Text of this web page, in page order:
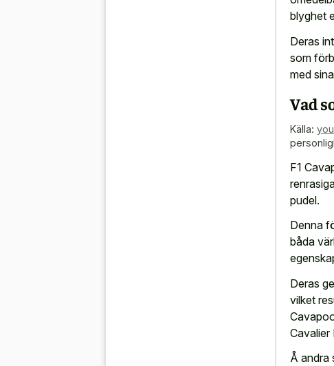
blyghet
Deras
som
med
Vad
Källa:
F1
pudel.
Denna
båda
Deras
vilket
Cavalier
Å andra